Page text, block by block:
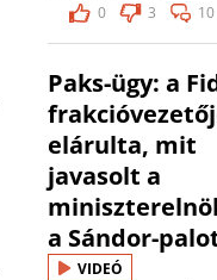
0
3 10
Paks-ügy: a
elárulta, mit
javasolt a
a Sándor-
VIDEÓ